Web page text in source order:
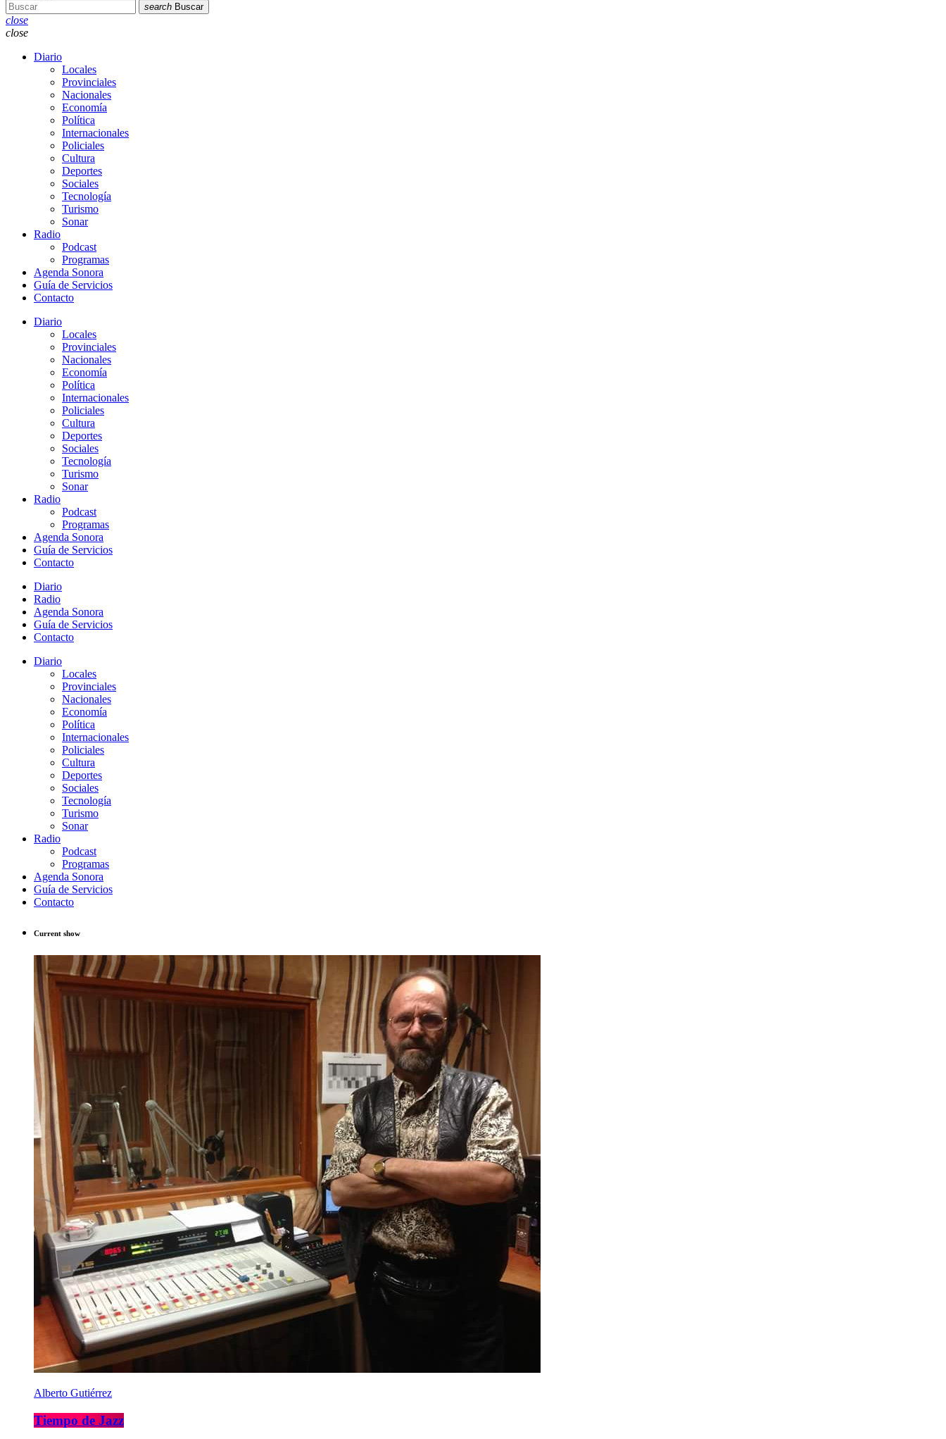
search Buscar
close
close
Diario
Locales
Provinciales
Nacionales
Economía
Política
Internacionales
Policiales
Cultura
Deportes
Sociales
Tecnología
Turismo
Sonar
Radio
Podcast
Programas
Agenda Sonora
Guía de Servicios
Contacto
Diario
Locales
Provinciales
Nacionales
Economía
Política
Internacionales
Policiales
Cultura
Deportes
Sociales
Tecnología
Turismo
Sonar
Radio
Podcast
Programas
Agenda Sonora
Guía de Servicios
Contacto
Diario
Radio
Agenda Sonora
Guía de Servicios
Contacto
Diario
Locales
Provinciales
Nacionales
Economía
Política
Internacionales
Policiales
Cultura
Deportes
Sociales
Tecnología
Turismo
Sonar
Radio
Podcast
Programas
Agenda Sonora
Guía de Servicios
Contacto
Current show
Alberto Gutiérrez
Tiempo de Jazz